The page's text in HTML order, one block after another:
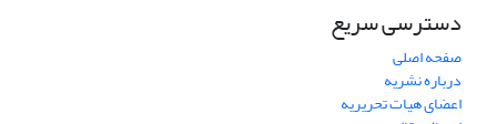
دسترسی سریع
صفحه اصلی
درباره نشریه
اعضای هیات تحریریه